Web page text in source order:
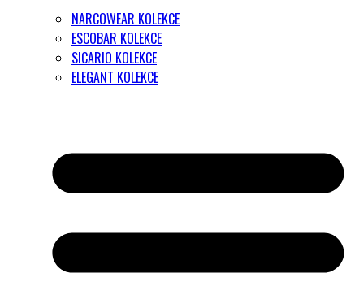
NARCOWEAR KOLEKCE
ESCOBAR KOLEKCE
SICARIO KOLEKCE
ELEGANT KOLEKCE